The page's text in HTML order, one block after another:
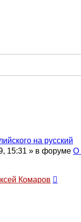
на русский
15:31 » в форуме О
Комаров